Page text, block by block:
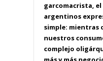
garcomacrista,
argentinos
simple: mientras
nuestros
complejo